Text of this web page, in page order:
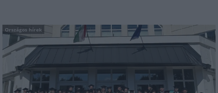
Országos hírek